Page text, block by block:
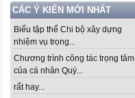
CÁC Ý KIẾN MỚI NHẤT
Biểu tập thể Chi bộ xây dựng
nhiệm vụ trọng...
Chương trình công tác trọng tâm
của cá nhân Quý...
rất hay...